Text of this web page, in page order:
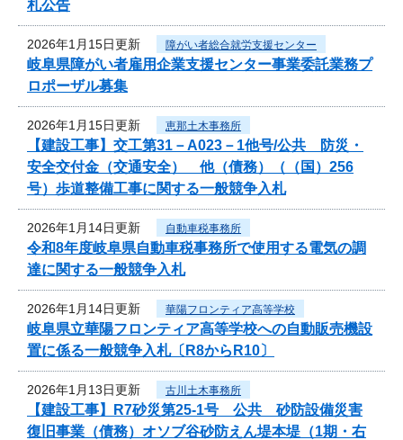
札公告
2026年1月15日更新 障がい者総合就労支援センター
岐阜県障がい者雇用企業支援センター事業委託業務プ
ロポーザル募集
2026年1月15日更新 恵那土木事務所
【建設工事】交工第31－A023－1他号/公共 防災・
安全交付金（交通安全） 他（債務）（（国）256
号）歩道整備工事に関する一般競争入札
2026年1月14日更新 自動車税事務所
令和8年度岐阜県自動車税事務所で使用する電気の調
達に関する一般競争入札
2026年1月14日更新 華陽フロンティア高等学校
岐阜県立華陽フロンティア高等学校への自動販売機設
置に係る一般競争入札〔R8からR10〕
2026年1月13日更新 古川土木事務所
【建設工事】R7砂災第25-1号 公共 砂防設備災害
復旧事業（債務）オソブ谷砂防えん堤本堤（1期・右